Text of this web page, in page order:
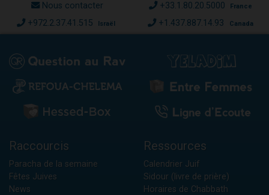
Nous contacter +33.1.80.20.5000 France
+972.2.37.41.515 Israël +1.437.887.14.93 Canada
Raccourcis
Paracha de la semaine
Fêtes Juives
News
Ressources
Calendrier Juif
Sidour (livre de prière)
Horaires de Chabbath